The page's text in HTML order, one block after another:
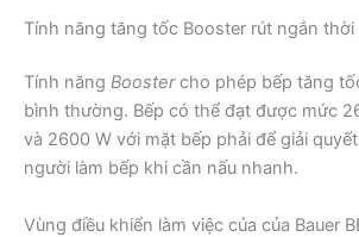
Tính năng tăng tốc Booster rút ngắn
Tính năng Boostercho phép bếp tăng
bình thường. Bếp có thể đạt được mức
và 2600 W với mặt bếp phải để giải
người làm bếp khi cần nấu nhanh.
Vùng điều khiển làm việc của của Bauer